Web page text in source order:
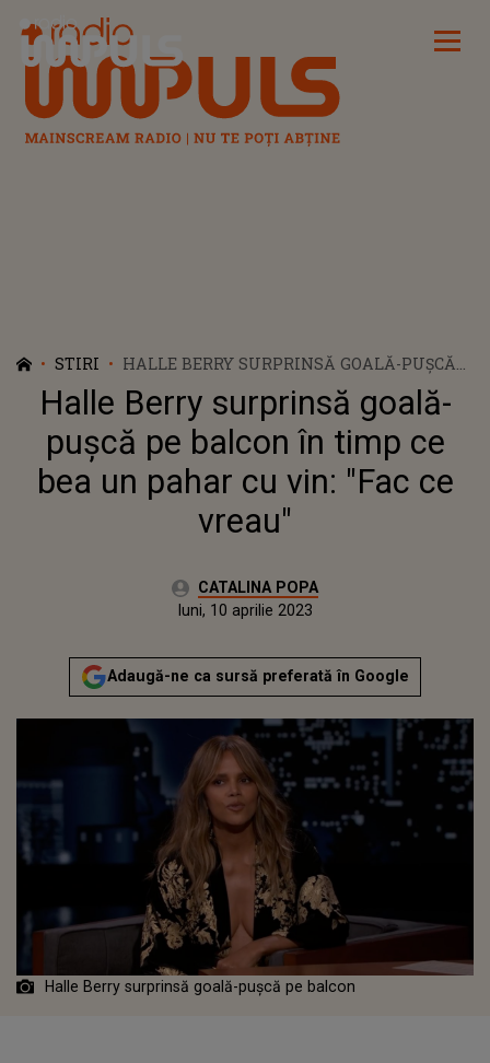
Radio Impuls
STIRI
HALLE BERRY SURPRINSĂ GOALĂ-PUȘCĂ
PE BALCON ÎN TIMP CE BEA UN PAHAR CU
VIN: "FAC CE VREAU"
Halle Berry surprinsă goală-
pușcă pe balcon în timp ce
bea un pahar cu vin: "Fac ce
vreau"
Autor:CATALINA POPA
Actualizat:
luni, 10 aprilie 2023
Adaugă-ne ca sursă preferată în Google
Halle Berry surprinsă goală-pușcă pe balcon